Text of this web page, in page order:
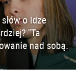
słów o Idze
"Ta
nad sobą.